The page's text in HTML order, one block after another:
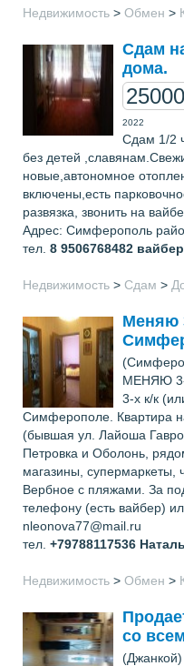
Недвижимость > Обмен >
Сдам
дома.
2022
Сдам 1/2
без детей
новые,автономное
включены,есть
развязка, звонить на
Адрес: Симферополь
тел. 8 9506768482
Недвижимость > Сдам >
Меняю
МЕНЯЮ 3-
3-х к/к
Симферополе. Квартира
(бывшая ул. Лайоша
Петровка и Оболонь,
магазины, супермаркеты,
Вербное с пляжами. За
телефону (есть вайбер)
nleonova77@mail.ru
тел. +79788117536
Недвижимость > Обмен >
со
(Джанкой)